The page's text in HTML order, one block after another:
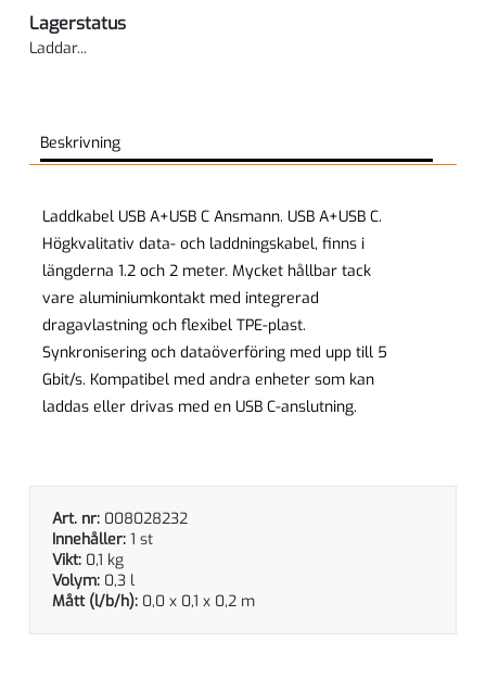
Lagerstatus
Laddar...
Beskrivning
Laddkabel USB A+USB C Ansmann. USB A+USB C.
Högkvalitativ data- och laddningskabel, finns i
längderna 1.2 och 2 meter. Mycket hållbar tack
vare aluminiumkontakt med integrerad
dragavlastning och flexibel TPE-plast.
Synkronisering och dataöverföring med upp till 5
Gbit/s. Kompatibel med andra enheter som kan
laddas eller drivas med en USB C-anslutning.
Art. nr: 008028232
Innehåller: 1 st
Vikt: 0,1 kg
Volym: 0,3 l
Mått (l/b/h): 0,0 x 0,1 x 0,2 m